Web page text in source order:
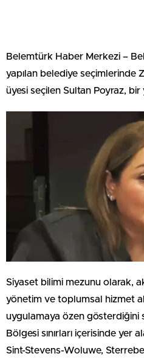
Belemtürk Haber Merkezi –
yapılan belediye seçimlerinde
üyesi seçilen Sultan Poyraz, bir
Siyaset bilimi mezunu olarak,
yönetim ve toplumsal hizmet
uygulamaya özen gösterdiğini
Bölgesi sınırları içerisinde yer
Sint-Stevens-Woluwe,